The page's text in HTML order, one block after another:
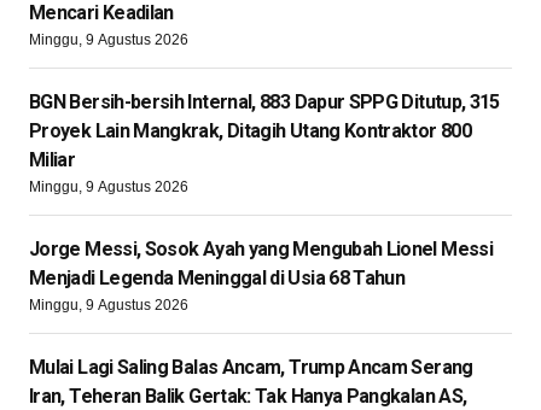
Mencari Keadilan
Minggu, 9 Agustus 2026
BGN Bersih-bersih Internal, 883 Dapur SPPG Ditutup, 315
Proyek Lain Mangkrak, Ditagih Utang Kontraktor 800
Miliar
Minggu, 9 Agustus 2026
Jorge Messi, Sosok Ayah yang Mengubah Lionel Messi
Menjadi Legenda Meninggal di Usia 68 Tahun
Minggu, 9 Agustus 2026
Mulai Lagi Saling Balas Ancam, Trump Ancam Serang
Iran, Teheran Balik Gertak: Tak Hanya Pangkalan AS,